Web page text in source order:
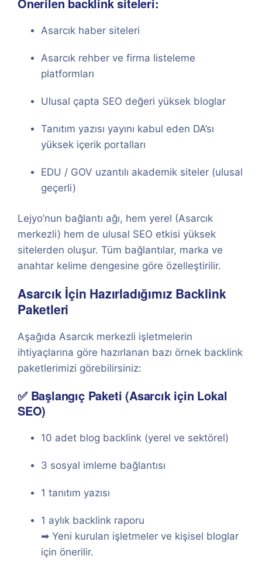
Asarcık haber siteleri
Asarcık rehber ve firma listeleme
platformları
Ulusal çapta SEO değeri yüksek bloglar
Tanıtım yazısı yayını kabul eden DA’sı
yüksek içerik portalları
EDU / GOV uzantılı akademik siteler (ulusal
geçerli)
Lejyo’nun bağlantı ağı, hem yerel (Asarcık
merkezli) hem de ulusal SEO etkisi yüksek
sitelerden oluşur. Tüm bağlantılar, marka ve
anahtar kelime dengesine göre özelleştirilir.
Asarcık İçin Hazırladığımız Backlink
Paketleri
Aşağıda Asarcık merkezli işletmelerin
ihtiyaçlarına göre hazırlanan bazı örnek backlink
paketlerimizi görebilirsiniz:
✅ Başlangıç Paketi (Asarcık için Lokal
SEO)
10 adet blog backlink (yerel ve sektörel)
3 sosyal imleme bağlantısı
1 tanıtım yazısı
1 aylık backlink raporu
➡ Yeni kurulan işletmeler ve kişisel bloglar
için önerilir.